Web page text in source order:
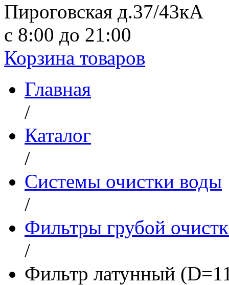
Пироговская д.37/43кА
с 8:00 до 21:00
Корзина товаров
Главная
/
Каталог
/
Системы очистки воды
/
Фильтры грубой
/
Фильтр латунный